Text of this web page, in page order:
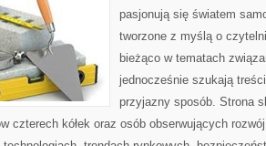
pasjonują się światem
tworzone z myślą o
bieżąco w tematach
jednocześnie szukają
przyjazny sposób. Strona
czterech kółek oraz osób obserwujących